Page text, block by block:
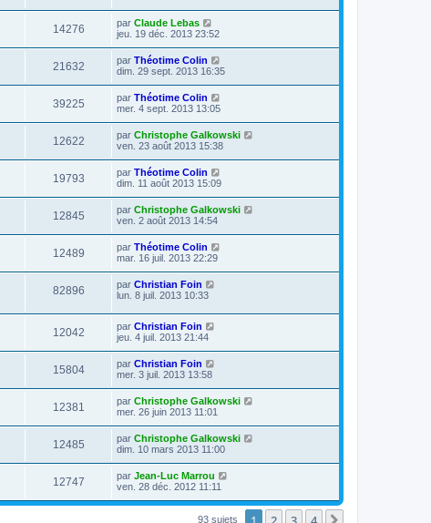
14276 par Claude Lebas
jeu. 19 déc. 2013 23:52
21632 par Théotime Colin
dim. 29 sept. 2013 16:35
39225 par Théotime Colin
mer. 4 sept. 2013 13:05
12622 par Christophe Galkowski
ven. 23 août 2013 15:38
19793 par Théotime Colin
dim. 11 août 2013 15:09
12845 par Christophe Galkowski
ven. 2 août 2013 14:54
12489 par Théotime Colin
mar. 16 juil. 2013 22:29
82896 par Christian Foin
lun. 8 juil. 2013 10:33
12042 par Christian Foin
jeu. 4 juil. 2013 21:44
15804 par Christian Foin
mer. 3 juil. 2013 13:58
12381 par Christophe Galkowski
mer. 26 juin 2013 11:01
12485 par Christophe Galkowski
dim. 10 mars 2013 11:00
12747 par Jean-Luc Marrou
ven. 28 déc. 2012 11:11
93 sujets